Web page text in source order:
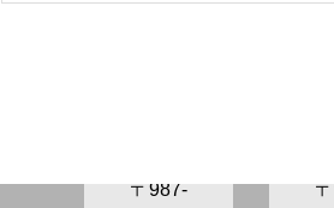
〒987-